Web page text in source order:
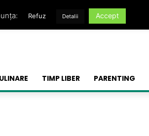
TIMP LIBER PARENTING
Refuz Detalii Accept